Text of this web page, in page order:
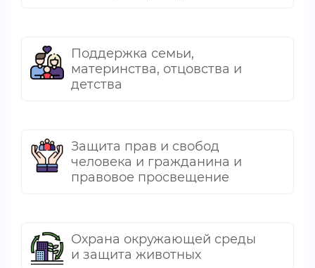
Поддержка семьи,
материнства, отцовства и
детства
Защита прав и свобод
человека и гражданина и
правовое просвещение
Охрана окружающей среды
и защита животных